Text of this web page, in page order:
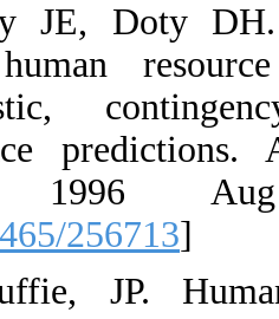
Delery JE,
human
McDuffie,